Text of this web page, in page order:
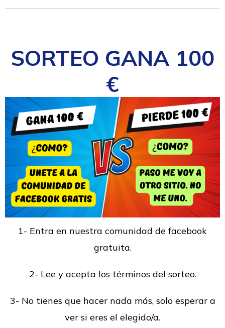
SORTEO GANA 100
€
1- Entra en nuestra comunidad de facebook
gratuita.
2- Lee y acepta los términos del sorteo.
3- No tienes que hacer nada más, solo esperar a
ver si eres el elegido/a.